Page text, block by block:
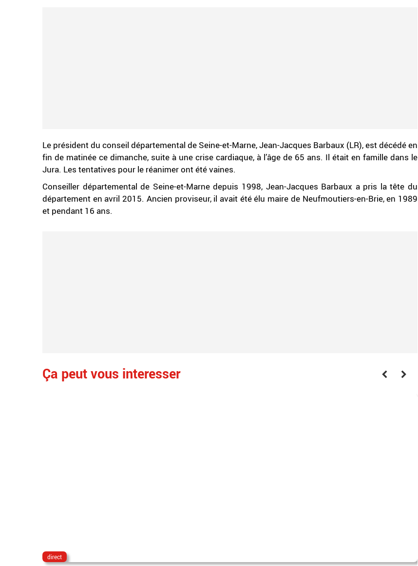
Le président du conseil départemental de Seine-et-Marne, Jean-Jacques Barbaux (LR), est décédé en
fin de matinée ce dimanche, suite à une crise cardiaque, à l’âge de 65 ans. Il était en famille dans le
Jura. Les tentatives pour le réanimer ont été vaines.
Conseiller départemental de Seine-et-Marne depuis 1998, Jean-Jacques Barbaux a pris la tête du
département en avril 2015. Ancien proviseur, il avait été élu maire de Neufmoutiers-en-Brie, en 1989
et pendant 16 ans.
Ça peut vous interesser
direct